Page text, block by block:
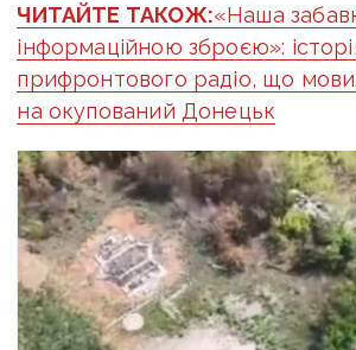
ЧИТАЙТЕ ТАКОЖ:«Наша
інформаційною зброєю»:
прифронтового радіо, що
на окупований Донецьк